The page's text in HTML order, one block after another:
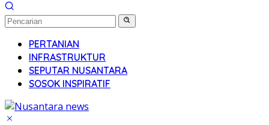
PERTANIAN
INFRASTRUKTUR
SEPUTAR NUSANTARA
SOSOK INSPIRATIF